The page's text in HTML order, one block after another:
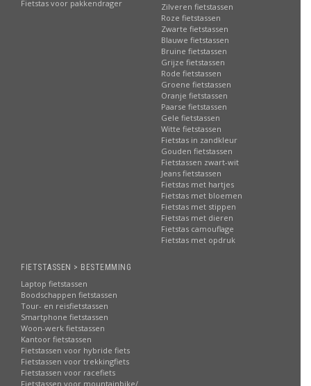
Fietstas voor pakkendrager
Zilveren fietstassen
Roze fietstassen
Zwarte fietstassen
Blauwe fietstassen
Bruine fietstassen
Grijze fietstassen
Rode fietstassen
Groene fietstassen
Oranje fietstassen
Paarse fietstassen
Gele fietstassen
Witte fietstassen
Fietstas in zandkleur
Gouden fietstassen
Fietstassen zwart-wit
Jeans fietstassen
Fietstas met hartjes
Fietstas met bloemen
Fietstas met stippen
Fietstas met dieren
Fietstas camouflage
Fietstas met opdruk
FIETSTASSEN > BESTEMMING
Laptop fietstassen
Boodschappen fietstassen
Tour- en reisfietstassen
Smartphone fietstassen
Woon-werk fietstassen
Kantoor fietstassen
Fietstassen voor hybride fiets
Fietstassen voor trekkingfiets
Fietstassen voor racefiets
Fietstassen voor mountainbike/